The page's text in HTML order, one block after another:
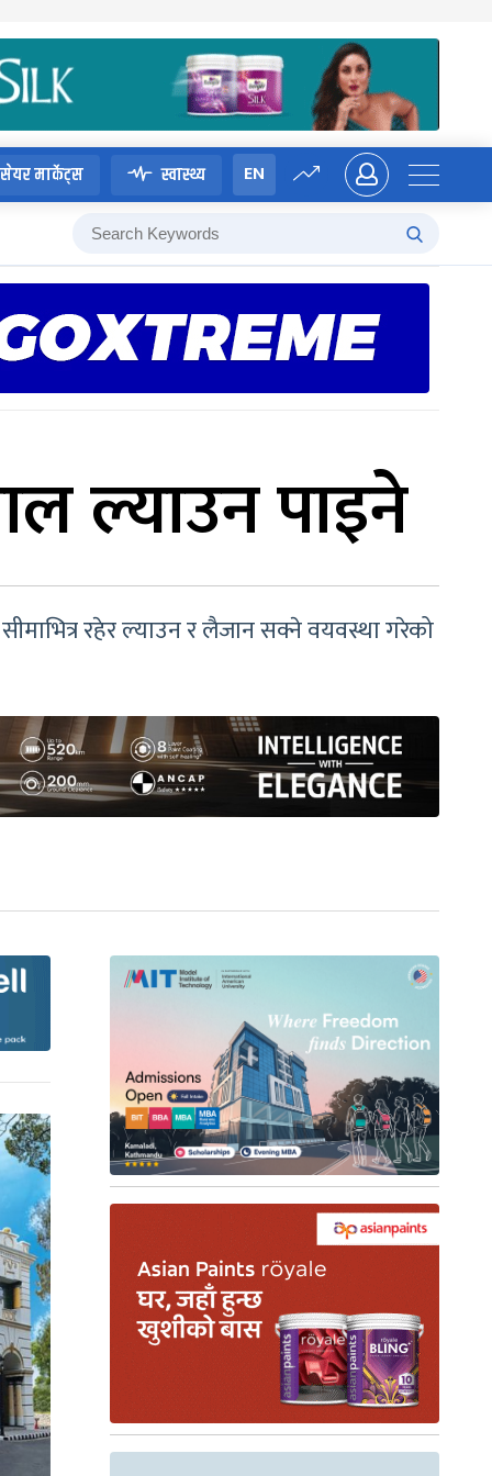
सेयर मार्केट्स स्वास्थ्य EN
ल्याउन पाइने
रहेर ल्याउन र लैजान सक्ने वयवस्था गरेको